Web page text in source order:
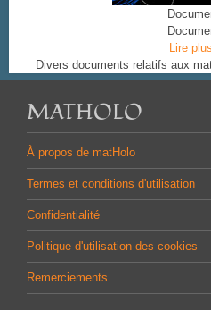
Lire
Divers documents relatifs aux
MATHOLO
À propos de matHolo
Termes et conditions d'utilisation
Confidentialité
Politique d'utilisation des cookies
Remerciements